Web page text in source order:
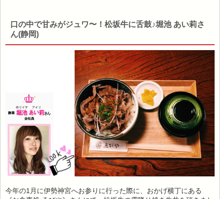
口の中で甘みがジュワ〜！松坂牛に舌鼓♪堀池 あい莉さ
ん(静岡)
今年の1月に伊勢神宮へお参りに行った際に、おかげ横丁にある